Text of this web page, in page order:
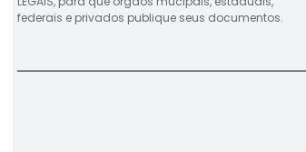
federais e privados publique seus documentos.